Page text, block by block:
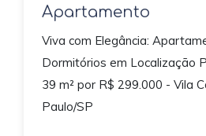
Apartamento
Viva com Elegância:
Dormitórios em Localização
39 m² por R$ 299.000 - Vila
Paulo/SP